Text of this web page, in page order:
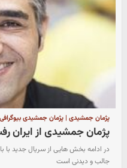
پژمان جمشیدی | پژمان جمشیدی
پژمان جمشیدی از ایران
در ادامه بخش هایی از سریال جدید با
جالب و دیدنی است